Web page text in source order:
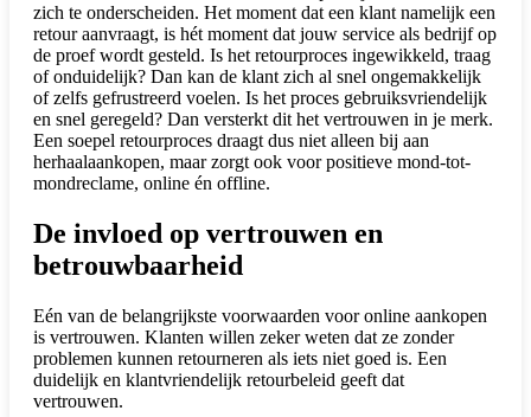
zich te onderscheiden. Het moment dat een klant namelijk een
retour aanvraagt, is hét moment dat jouw service als bedrijf op
de proef wordt gesteld. Is het retourproces ingewikkeld, traag
of onduidelijk? Dan kan de klant zich al snel ongemakkelijk
of zelfs gefrustreerd voelen. Is het proces gebruiksvriendelijk
en snel geregeld? Dan versterkt dit het vertrouwen in je merk.
Een soepel retourproces draagt dus niet alleen bij aan
herhaalaankopen, maar zorgt ook voor positieve mond-tot-
mondreclame, online én offline.
De invloed op vertrouwen en
betrouwbaarheid
Eén van de belangrijkste voorwaarden voor online aankopen
is vertrouwen. Klanten willen zeker weten dat ze zonder
problemen kunnen retourneren als iets niet goed is. Een
duidelijk en klantvriendelijk retourbeleid geeft dat
vertrouwen.